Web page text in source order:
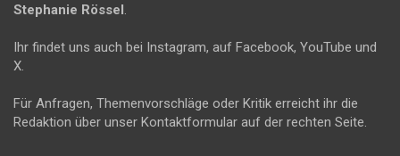
Stephanie Rössel.
Ihr findet uns auch bei Instagram, auf Facebook, YouTube und
X.
Für Anfragen, Themenvorschläge oder Kritik erreicht ihr die
Redaktion über unser Kontaktformular auf der rechten Seite.